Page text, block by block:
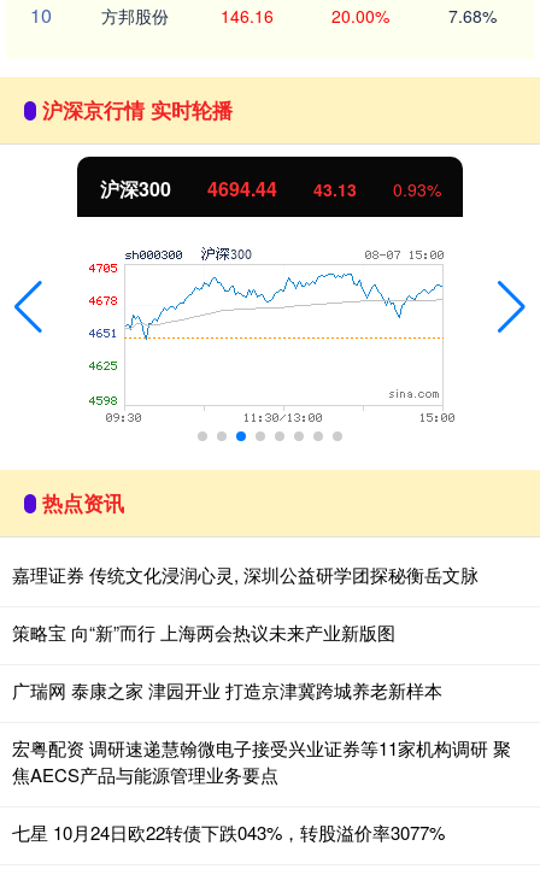
10 方邦股份 146.16 20.00% 7.68%
沪深京行情 实时轮播
沪深300 4694.44 43.13 0.93%
热点资讯
嘉理证券 传统文化浸润心灵, 深圳公益研学团探秘衡岳文脉
策略宝 向“新”而行 上海两会热议未来产业新版图
广瑞网 泰康之家 津园开业 打造京津冀跨城养老新样本
宏粤配资 调研速递慧翰微电子接受兴业证券等11家机构调研 聚
焦AECS产品与能源管理业务要点
七星 10月24日欧22转债下跌043%，转股溢价率3077%